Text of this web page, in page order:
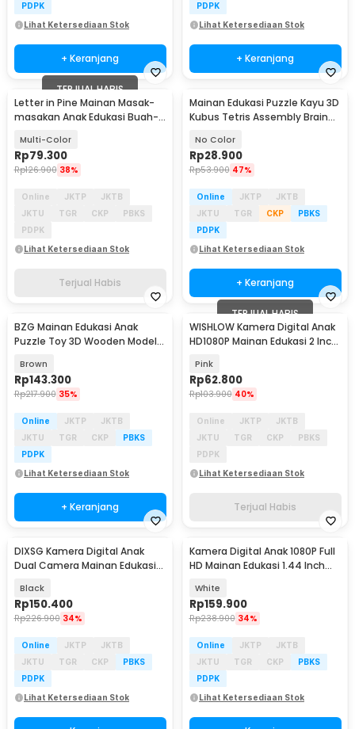
PDPK
Lihat Ketersediaan Stok
+ Keranjang
PDPK
Lihat Ketersediaan Stok
+ Keranjang
TERJUAL HABIS
Letter in Pine Mainan Masak-
masakan Anak Edukasi Buah-
Multi-Color
Rp79.300
Rp126.900 38%
Online JKTP
JKTB
JKTU
TGR CKP
PBKS
PDPK
Lihat Ketersediaan Stok
Terjual Habis
Mainan Edukasi Puzzle Kayu 3D
Kubus Tetris Assembly Brain
No Color
Rp28.900
Rp53.900 47%
Online JKTP
JKTB
JKTU
TGR CKP
PBKS
PDPK
Lihat Ketersediaan Stok
+ Keranjang
BZG Mainan Edukasi Anak
Puzzle Toy 3D Wooden Model
Brown
Rp143.300
Rp217.900 35%
Online JKTP
JKTB
JKTU
TGR CKP
PBKS
PDPK
Lihat Ketersediaan Stok
+ Keranjang
TERJUAL HABIS
WISHLOW Kamera Digital Anak
HD1080P Mainan Edukasi 2 Inch
Pink
Rp62.800
Rp103.900 40%
Online JKTP
JKTB
JKTU
TGR CKP
PBKS
PDPK
Lihat Ketersediaan Stok
Terjual Habis
DIXSG Kamera Digital Anak
Dual Camera Mainan Edukasi
Black
Rp150.400
Rp226.900 34%
Online JKTP
JKTB
JKTU
TGR CKP
PBKS
PDPK
Lihat Ketersediaan Stok
Kamera Digital Anak 1080P Full
HD Mainan Edukasi 1.44 Inch
White
Rp159.900
Rp238.900 34%
Online JKTP
JKTB
JKTU
TGR CKP
PBKS
PDPK
Lihat Ketersediaan Stok